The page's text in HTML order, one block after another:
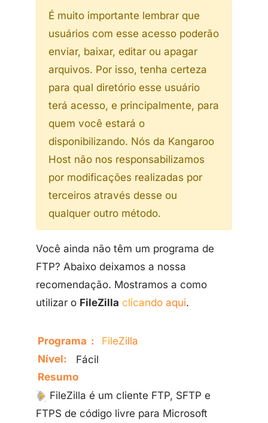
É muito importante lembrar que
usuários com esse acesso poderão
enviar, baixar, editar ou apagar
arquivos. Por isso, tenha certeza
para qual diretório esse usuário
terá acesso, e principalmente, para
quem você estará o
disponibilizando. Nós da Kangaroo
Host não nos responsabilizamos
por modificações realizadas por
terceiros através desse ou
qualquer outro método.
Você ainda não têm um programa de
FTP? Abaixo deixamos a nossa
recomendação. Mostramos a como
utilizar o FileZilla clicando aqui.
Programa :
FileZilla
Nível:
Fácil
Resumo
FileZilla é um cliente FTP, SFTP e
FTPS de código livre para Microsoft